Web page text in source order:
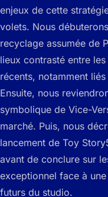
enjeux de cette
volets. Nous
recyclage assumée de
lieux contrasté entre
récents, notamment
Ensuite, nous
symbolique de Vice-
marché. Puis, nous
lancement de Toy
avant de conclure sur
exceptionnel face à
futurs du studio.